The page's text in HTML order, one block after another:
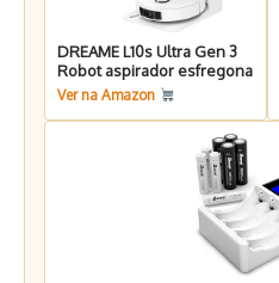
DREAME L10s Ultra Gen 3
Robot aspirador esfregona
Ver na Amazon